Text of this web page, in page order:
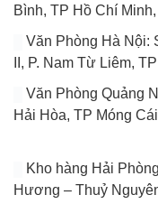
Bình, TP Hồ Chí
Văn Phòng Hà Nội:
II, P. Nam Từ Liêm,
Văn Phòng Quảng
Hải Hòa, TP Móng
Kho hàng Hải
Hương – Thuỷ